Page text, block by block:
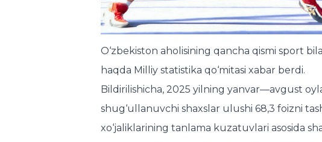
O‘zbekiston aholisining qancha qismi sport
haqda Milliy statistika qo‘mitasi xabar berdi.
Bildirilishicha, 2025 yilning yanvar—avgust
shug‘ullanuvchi shaxslar ulushi 68,3 foizni
xo‘jaliklarining tanlama kuzatuvlari asosida